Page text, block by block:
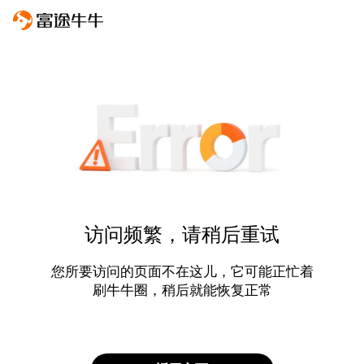
访问频繁，请稍后重试
您所要访问的页面不在这儿，它可能正忙着
刷牛牛圈，稍后就能恢复正常